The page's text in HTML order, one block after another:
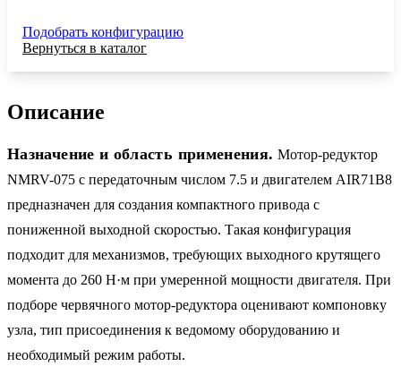
Подобрать конфигурацию
Вернуться в каталог
Описание
Назначение и область применения. Мотор-редуктор
NMRV-075 с передаточным числом 7.5 и двигателем AIR71B8
предназначен для создания компактного привода с
пониженной выходной скоростью. Такая конфигурация
подходит для механизмов, требующих выходного крутящего
момента до 260 Н·м при умеренной мощности двигателя. При
подборе червячного мотор-редуктора оценивают компоновку
узла, тип присоединения к ведомому оборудованию и
необходимый режим работы.